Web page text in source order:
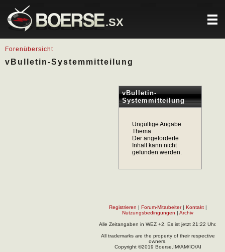
.SX
Forenübersicht
vBulletin-Systemmitteilung
vBulletin-
Systemmitteilung
Ungültige Angabe:
Thema
Der angeforderte
Inhalt kann nicht
gefunden werden.
Registrieren | Forum-Mitarbeiter| Kontakt|
Nutzungsbedingungen | Archiv
Alle Zeitangaben in WEZ +2. Es ist jetzt 21:22 Uhr.
All trademarks are the property of their respective
owners.
Copyright ©2019 Boerse.IM/AM/IO/AI